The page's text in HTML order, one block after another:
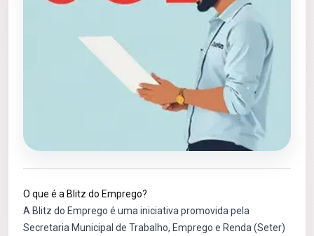
O que é a Blitz do Emprego?
A Blitz do Emprego é uma iniciativa promovida pela
Secretaria Municipal de Trabalho, Emprego e Renda (Seter)